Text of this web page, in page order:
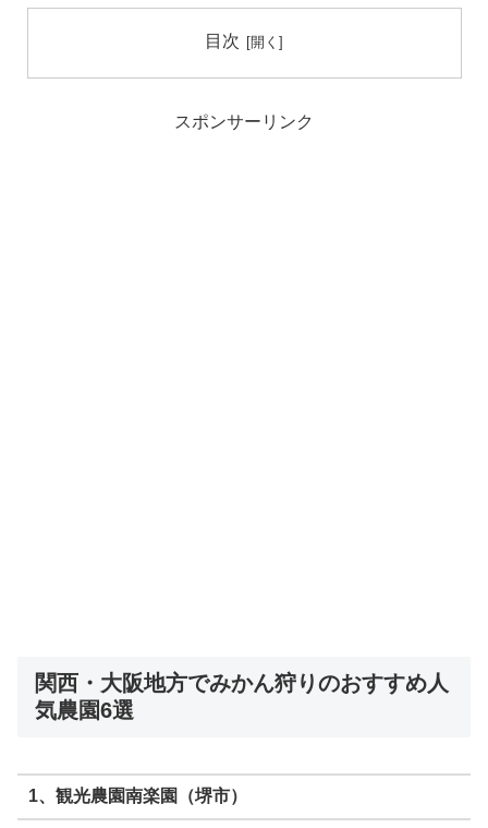
目次
スポンサーリンク
関西・大阪地方でみかん狩りのおすすめ人
気農園6選
1、観光農園南楽園（堺市）